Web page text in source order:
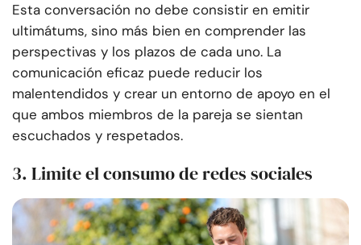
Esta conversación no debe consistir en emitir
ultimátums, sino más bien en comprender las
perspectivas y los plazos de cada uno. La
comunicación eficaz puede reducir los
malentendidos y crear un entorno de apoyo en el
que ambos miembros de la pareja se sientan
escuchados y respetados.
3. Limite el consumo de redes sociales